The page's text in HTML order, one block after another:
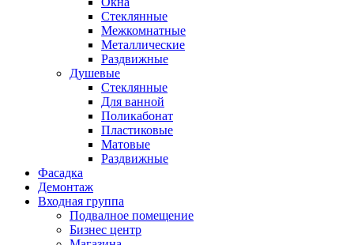
Стеклянные
Межкомнатные
Металлические
Раздвижные
Душевые
Стеклянные
Для ванной
Поликабонат
Пластиковые
Матовые
Раздвижные
Фасадка
Демонтаж
Входная группа
Подвалное помещение
Бизнес центр